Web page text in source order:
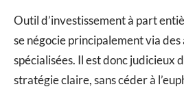
Outil d’investissement à part
se négocie principalement via
spécialisées. Il est donc judicieux
stratégie claire, sans céder à